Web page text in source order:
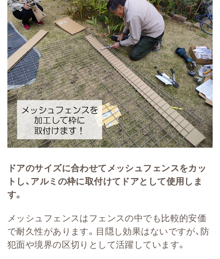
ドアのサイズに合わせてメッシュフェンスをカッ
トし、アルミの枠に取付けてドアとして使用しま
す。
メッシュフェンスはフェンスの中でも比較的安価
で耐久性があります。目隠し効果はないですが、防
犯面や境界の区切りとして活躍しています。